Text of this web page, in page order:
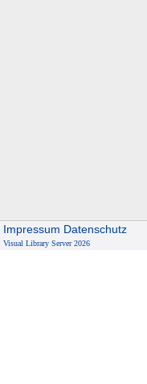
Impressum Datenschutz
Visual Library Server 2026